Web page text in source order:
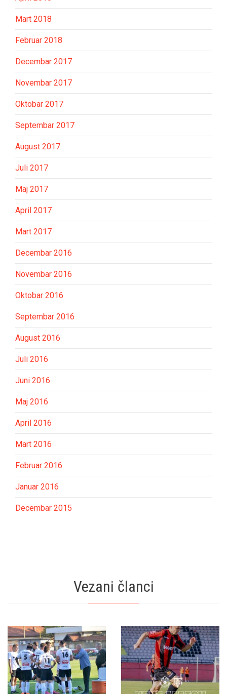
Mart 2018
Februar 2018
Decembar 2017
Novembar 2017
Oktobar 2017
Septembar 2017
August 2017
Juli 2017
Maj 2017
April 2017
Mart 2017
Decembar 2016
Novembar 2016
Oktobar 2016
Septembar 2016
August 2016
Juli 2016
Juni 2016
Maj 2016
April 2016
Mart 2016
Februar 2016
Januar 2016
Decembar 2015
Vezani članci